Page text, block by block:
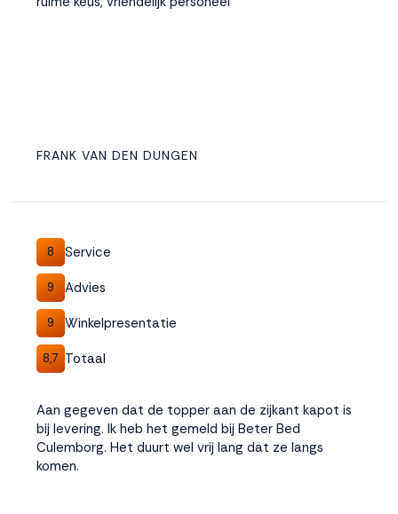
FRANK VAN DEN DUNGEN
8 Service
9 Advies
9 Winkelpresentatie
8,7 Totaal
Aan gegeven dat de topper aan de zijkant kapot is
bij levering. Ik heb het gemeld bij Beter Bed
Culemborg. Het duurt wel vrij lang dat ze langs
komen.